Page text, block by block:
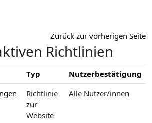
Zurück zur vorherigen Seite
Richtlinien
Typ
Nutzerbestätigung
Richtlinie
zur
Website
Alle Nutzer/innen